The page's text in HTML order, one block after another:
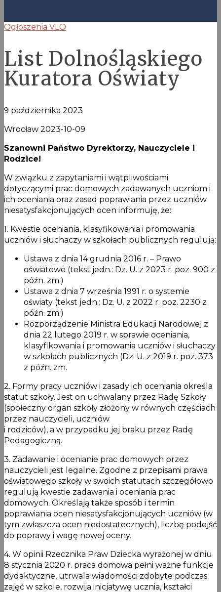
Ogłoszenia VLO
List Dolnośląskiego
Kuratora Oświaty
9 października 2023
Wrocław 2023-10-09
Szanowni Państwo Dyrektorzy, Nauczyciele i
Rodzice!
W związku z zapytaniami i wątpliwościami
dotyczącymi prac domowych zadawanych uczniom i
ich oceniania oraz zasad poprawiania przez uczniów
niesatysfakcjonujących ocen informuję, że:
1. Kwestie oceniania, klasyfikowania i promowania
uczniów i słuchaczy w szkołach publicznych regulują:
Ustawa z dnia 14 grudnia 2016 r. – Prawo
oświatowe (tekst jedn.: Dz. U. z 2023 r. poz. 900 z
późn. zm.)
Ustawa z dnia 7 września 1991 r. o systemie
oświaty (tekst jedn.: Dz. U. z 2022 r. poz. 2230 z
późn. zm.)
Rozporządzenie Ministra Edukacji Narodowej z
dnia 22 lutego 2019 r. w sprawie oceniania,
klasyfikowania i promowania uczniów i słuchaczy
w szkołach publicznych (Dz. U. z 2019 r. poz. 373
z późn. zm.
2. Formy pracy uczniów i zasady ich oceniania określa
statut szkoły. Jest on uchwalany przez Radę Szkoły
(społeczny organ szkoły złożony w równych częściach
przez nauczycieli, uczniów
i rodziców), a w przypadku jej braku przez Radę
Pedagogiczną.
3. Zadawanie i ocenianie prac domowych przez
nauczycieli jest legalne. Zgodne z przepisami prawa
oświatowego szkoły w swoich statutach szczegółowo
regulują kwestie zadawania i oceniania prac
domowych. Określają także sposób i termin
poprawiania ocen niesatysfakcjonujących uczniów (w
tym zwłaszcza ocen niedostatecznych), liczbę podejść
do poprawy i wagę nowej oceny.
4. W opinii Rzecznika Praw Dziecka wyrażonej w dniu
8 stycznia 2020 r. praca domowa pełni ważne funkcje
dydaktyczne, utrwala wiadomości zdobyte podczas
zajęć w szkole, rozwija inicjatywę ucznia, kształci